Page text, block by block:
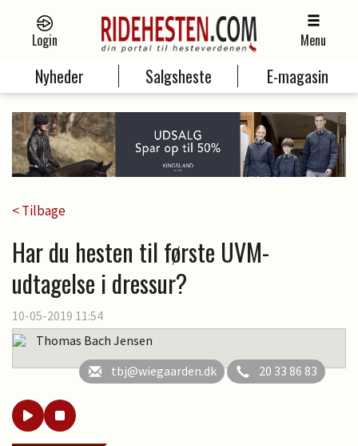
Login Menu
Nyheder Salgsheste E-magasin
< Tilbage
Har du hesten til første UVM-
udtagelse i dressur?
10-05-2019 11:54
Thomas Bach Jensen
tbj@wiegaarden.dk
20 33 86 83